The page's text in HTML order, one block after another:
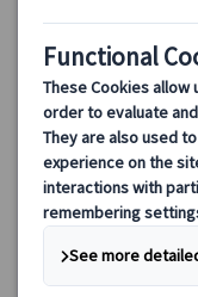
リスボン世界遺産エ
リスボン観光で絶対
観光！